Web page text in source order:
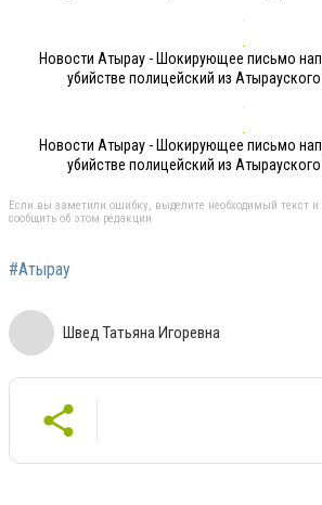
Новости Атырау - Шокирующее письмо
убийстве полицейский из
Новости Атырау - Шокирующее письмо
убийстве полицейский из
Если вы заметили ошибку, выделите необходимый текст
сообщить об этом редакции
#Атырау
Швед Татьяна Игоревна